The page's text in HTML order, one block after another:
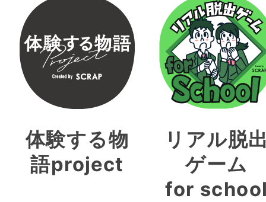
体験する物
語project
リアル脱
ゲーム
for